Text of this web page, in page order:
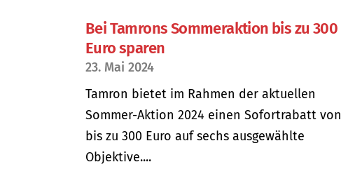
Bei Tamrons Sommeraktion bis zu 300
Euro sparen
23. Mai 2024
Tamron bietet im Rahmen der aktuellen
Sommer-Aktion 2024 einen Sofortrabatt von
bis zu 300 Euro auf sechs ausgewählte
Objektive....